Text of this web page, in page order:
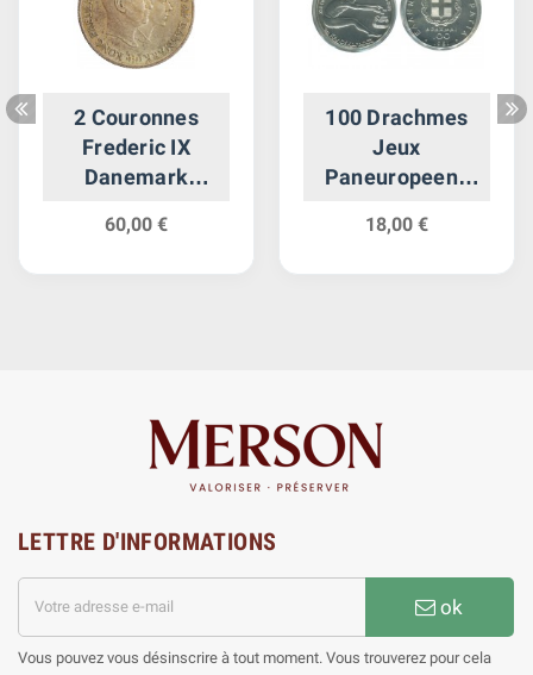
2 Couronnes
Frederic IX
Danemark
60,00 €
100 Drachmes
Jeux
Paneuropeens
18,00 €
LETTRE D'INFORMATIONS
ok
Vous pouvez vous désinscrire à tout moment. Vous trouverez pour cela